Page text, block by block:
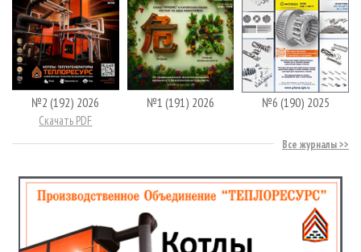
№2 (192) 2026
Скачать PDF
№1 (191) 2026 №6 (190) 2025
Все журналы